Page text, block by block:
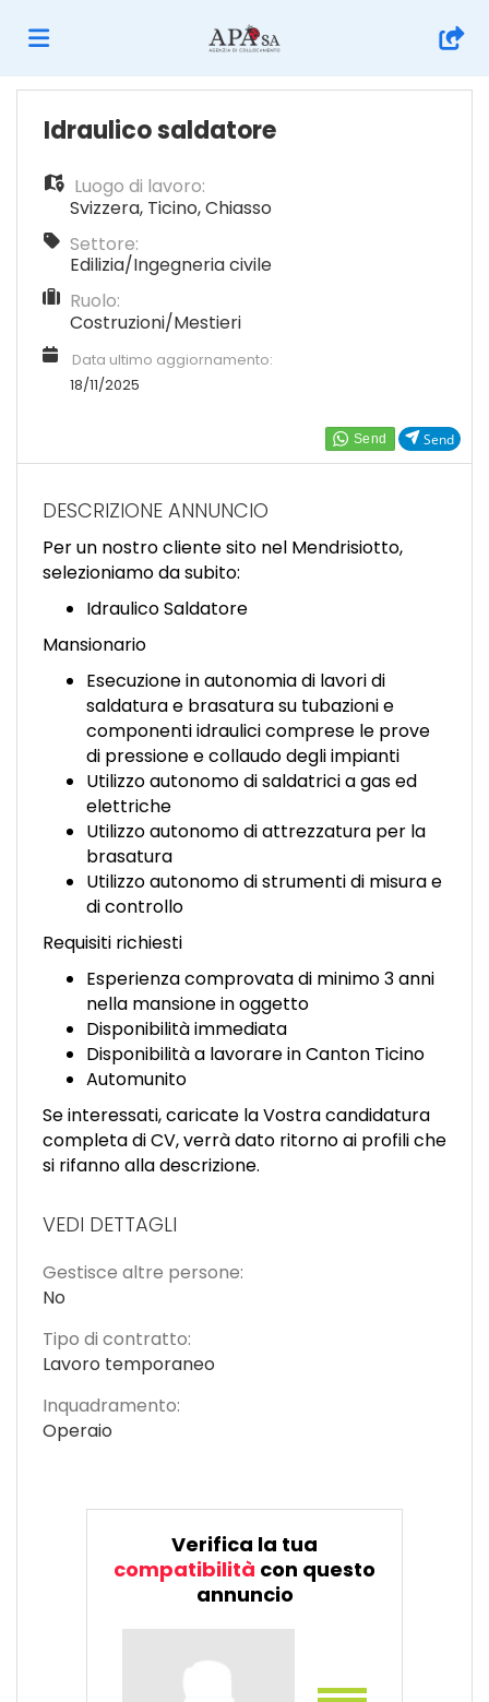
Home
Offerte
di
Carica
FR
IT
DE
ES
PT
Send
Idraulico saldatore
Luogo di lavoro:
Svizzera, Ticino,Chiasso
Settore:
Edilizia/Ingegneria civile
Ruolo:
Costruzioni/Mestieri
Data ultimo aggiornamento:
18/11/2025
DESCRIZIONE ANNUNCIO
Per un nostro cliente sito nel Mendrisiotto,
selezioniamo da subito:
Idraulico Saldatore
Mansionario
Esecuzione in autonomia di lavori di
saldatura e brasatura su tubazioni e
componenti idraulici comprese le prove
di pressione e collaudo degli impianti
Utilizzo autonomo di saldatrici a gas ed
elettriche
Utilizzo autonomo di attrezzatura per la
brasatura
Utilizzo autonomo di strumenti di misura e
di controllo
Requisiti richiesti
Esperienza comprovata di minimo 3 anni
nella mansione in oggetto
Disponibilità immediata
Disponibilità a lavorare in Canton Ticino
Automunito
Se interessati, caricate la Vostra candidatura
completa di CV, verrà dato ritorno ai profili che
si rifanno alla descrizione.
VEDI DETTAGLI
Gestisce altre persone:
No
Tipo di contratto:
Lavoro temporaneo
Inquadramento:
Operaio
Verifica la tua
compatibilità con questo
annuncio